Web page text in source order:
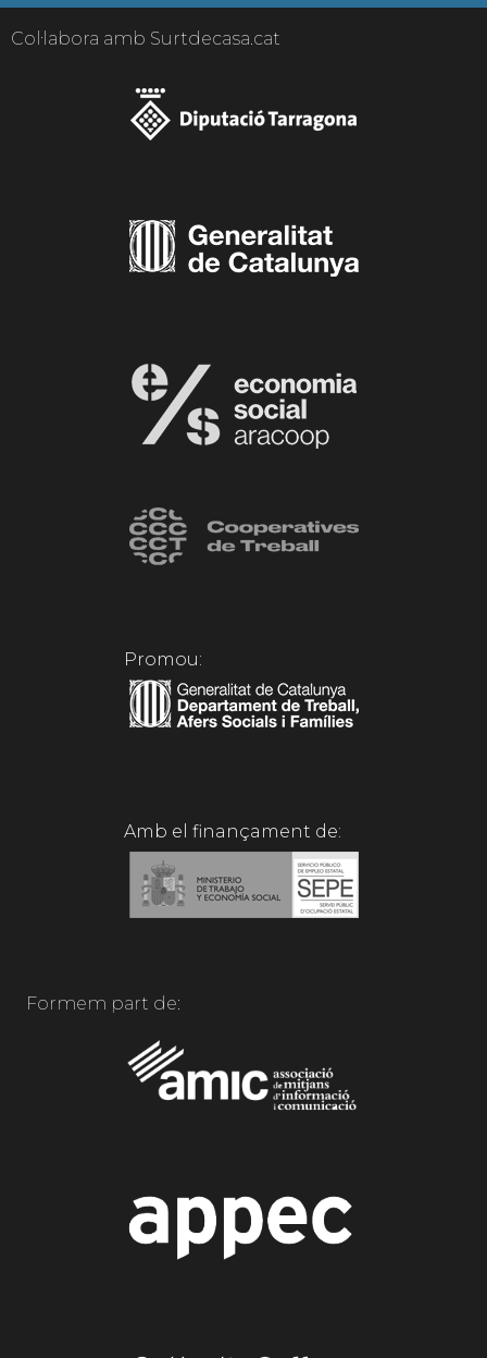
Col·labora amb Surtdecasa.cat
Promou:
Amb el finançament de:
Formem part de: